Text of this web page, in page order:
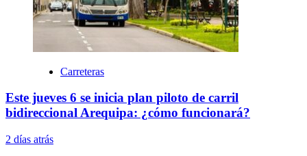
Carreteras
Este jueves 6 se inicia plan piloto de carril
bidireccional Arequipa: ¿cómo funcionará?
2 días atrás